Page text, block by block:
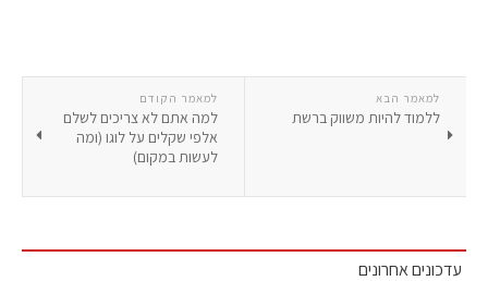
למאמר הקודם
למה אתם לא צריכים לשלם
אלפי שקלים על לוגו (ומה
לעשות במקום)
למאמר הבא
ללמוד להיות משווק ברשת
עדכונים אחרונים